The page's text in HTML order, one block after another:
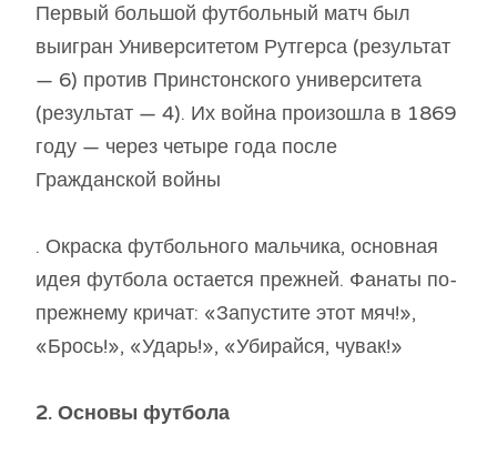
Первый большой футбольный матч был
выигран Университетом Рутгерса (результат
— 6) против Принстонского университета
(результат — 4). Их война произошла в 1869
году — через четыре года после
Гражданской войны
. Окраска футбольного мальчика, основная
идея футбола остается прежней. Фанаты по-
прежнему кричат: «Запустите этот мяч!»,
«Брось!», «Ударь!», «Убирайся, чувак!»
2. Основы футбола